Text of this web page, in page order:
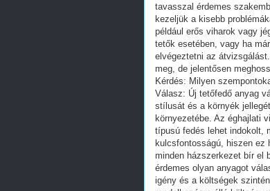
tavasszal érdemes
kezeljük a kisebb
például erős viharok vagy
tetők esetében, vagy ha
elvégeztetni az
meg, de jelentősen
Kérdés: Milyen
Válasz: Új tetőfedő anyag
stílusát és a környék
környezetébe. Az éghajlati
típusú fedés lehet indokolt,
kulcsfontosságú, hiszen
minden házszerkezet bír el
érdemes olyan anyagot
igény és a költségek